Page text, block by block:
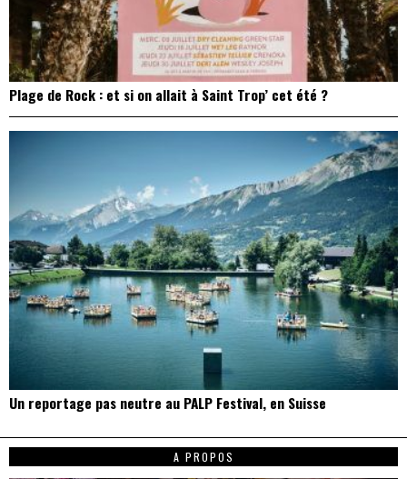
Plage de Rock : et si on allait à Saint Trop’ cet été ?
Un reportage pas neutre au PALP Festival, en Suisse
A PROPOS